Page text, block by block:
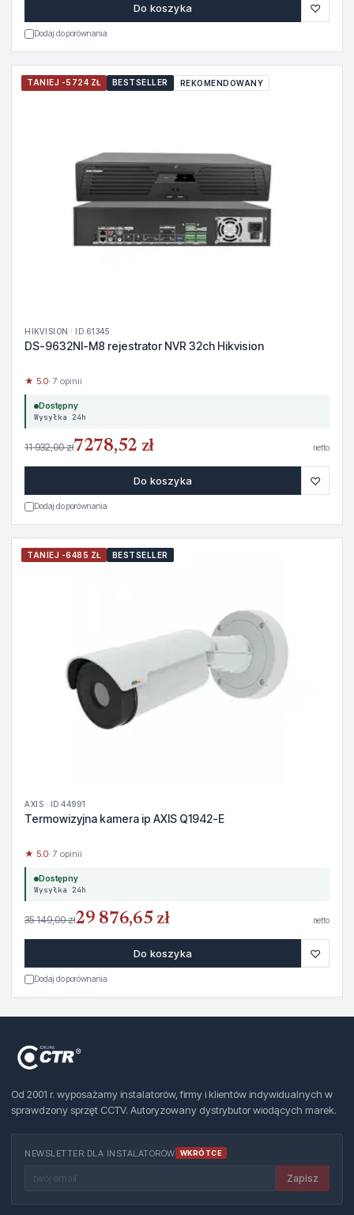
Do koszyka ♡
Dodaj do porównania
TANIEJ -5724 ZŁ BESTSELLER REKOMENDOWANY
HIKVISION · ID 61345
DS-9632NI-M8 rejestrator NVR 32ch Hikvision
★ 5.0· 7 opinii
Dostępny
Wysyłka 24h
11 932,00 zł7278,52 zł netto
Do koszyka ♡
Dodaj do porównania
TANIEJ -6485 ZŁ BESTSELLER
AXIS · ID 44991
Termowizyjna kamera ip AXIS Q1942-E
★ 5.0· 7 opinii
Dostępny
Wysyłka 24h
35 149,00 zł29 876,65 zł netto
Do koszyka ♡
Dodaj do porównania
Od 2001 r. wyposażamy instalatorów, firmy i klientów indywidualnych w
sprawdzony sprzęt CCTV. Autoryzowany dystrybutor wiodących marek.
NEWSLETTER DLA INSTALATORÓW WKRÓTCE
Zapisz